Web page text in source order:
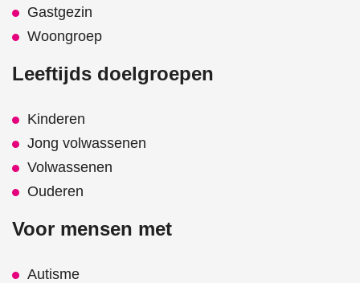
Gastgezin
Woongroep
Leeftijds doelgroepen
Kinderen
Jong volwassenen
Volwassenen
Ouderen
Voor mensen met
Autisme